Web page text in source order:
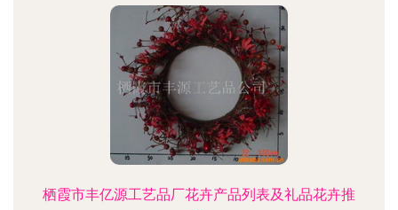
栖霞市丰亿源工艺品厂花卉产品列表及礼品花卉推